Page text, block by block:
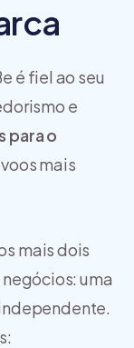
é fiel ao seu
e
para o
mais
mais dois
uma